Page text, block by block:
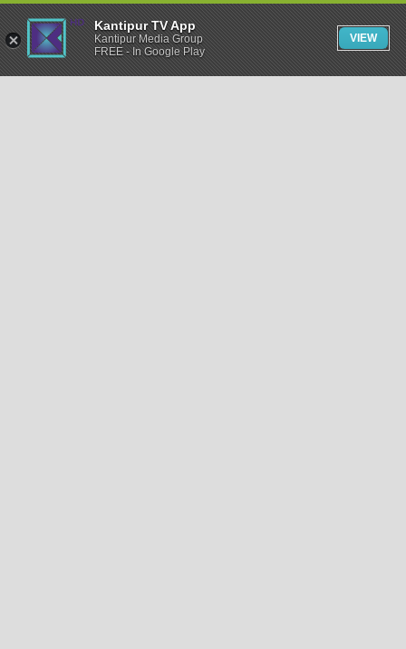
Kantipur TV App
Kantipur Media Group
FREE - In Google Play
VIEW